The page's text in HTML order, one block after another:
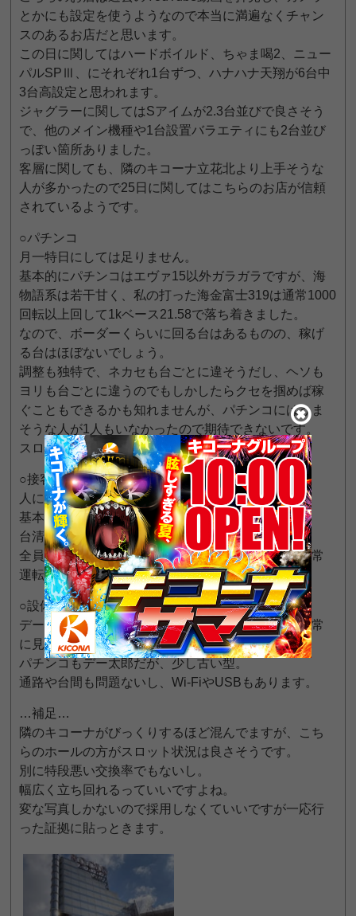
とかにも設定を使うようなので本当に満遍なくチャン
スのあるお店だと思います。
この日に関してはハードボイルド、ちゃま喝2、ニュー
パルSPⅢ、にそれぞれ1台ずつ、ハナハナ天翔が6台中
3台高設定と思われます。
ジャグラーに関してはSアイムが2.3台並びで良さそう
で、他のメイン機種や1台設置バラエティにも2台並び
っぽい箇所ありました。
客層に関しても、隣のキコーナ立花北より上手そうな
人が多かったので25日に関してはこちらのお店が信頼
されているようです。
○パチンコ
月一特日にしては足りません。
基本的にパチンコはエヴァ15以外ガラガラですが、海
物語系は若干甘く、私の打った海金富士319は通常1000
回転以上回して1kベース21.58で落ち着きました。
なので、ボーダーくらいに回る台はあるものの、稼げ
る台はほぼないでしょう。
調整も独特で、ネカセも台ごとに違そうだし、ヘソも
ヨリも台ごとに違うのでもしかしたらクセを掴めば稼
ぐこともできるかも知れませんが、パチンコにはうま
そうな人が1人もいなかったので期待できないです。
スロットがいいだけに少し残念です。
○接客
人によって対応の差がありそうでした。
基本的に店員は多いので対応は早め。
台清掃もしています。
全員コスプレというか仮装をしてましたがあれが平常
運転なのか？
○設備
データランプはスロットはダイイチのデー太郎で非常
に見やすい。
パチンコもデー太郎だが、少し古い型。
通路や台間も問題ないし、Wi-FiやUSBもあります。
…補足…
隣のキコーナがびっくりするほど混んでますが、こち
らのホールの方がスロット状況は良さそうです。
別に特段悪い交換率でもないし。
幅広く立ち回れるっていいですよね。
変な写真しかないので採用しなくていいですが一応行
った証拠に貼っときます。